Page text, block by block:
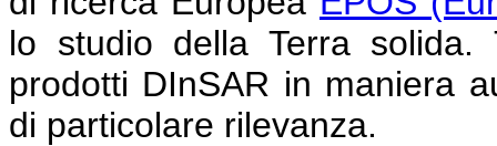
lo studio della Terra solida.
prodotti DInSAR in maniera
di particolare rilevanza.